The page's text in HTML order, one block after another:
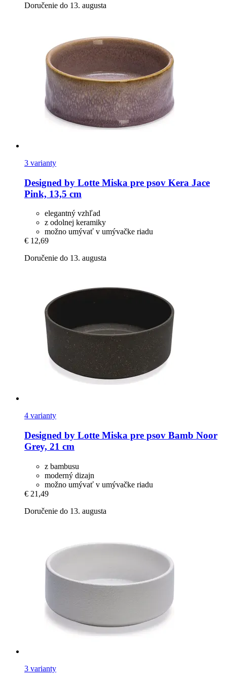
Doručenie do 13. augusta
3 varianty
Designed by Lotte Miska pre psov Kera Jace
Pink, 13,5 cm
elegantný vzhľad
z odolnej keramiky
možno umývať v umývačke riadu
€ 12,69
Doručenie do 13. augusta
4 varianty
Designed by Lotte Miska pre psov Bamb Noor
Grey, 21 cm
z bambusu
moderný dizajn
možno umývať v umývačke riadu
€ 21,49
Doručenie do 13. augusta
3 varianty